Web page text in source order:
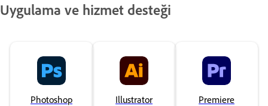
Uygulama ve hizmet desteği
Photoshop Illustrator Premiere